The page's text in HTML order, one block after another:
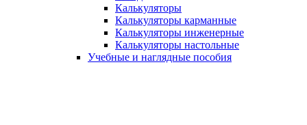
Калькуляторы
Калькуляторы карманные
Калькуляторы инженерные
Калькуляторы настольные
Учебные и наглядные пособия